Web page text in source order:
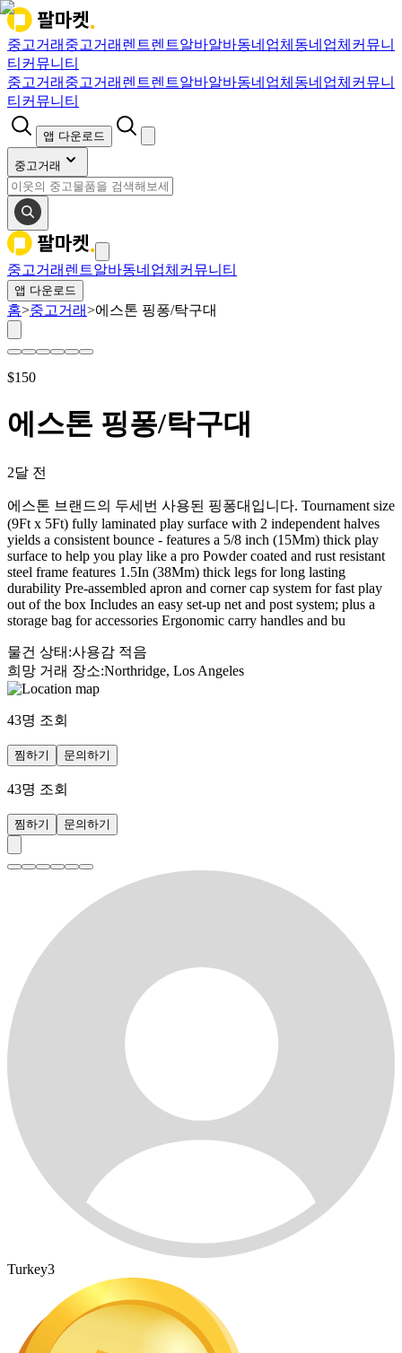
중고거래 중고거래 렌트렌트알바알바동네업체 동네업체 커뮤니
티 커뮤니티
중고거래 중고거래 렌트렌트알바알바동네업체 동네업체 커뮤니
티 커뮤니티
앱 다운로드
중고거래
중고거래 렌트알바동네업체 커뮤니티
앱 다운로드
홈>중고거래>에스톤 핑퐁/탁구대
$150
에스톤 핑퐁/탁구대
2달 전
에스톤 브랜드의 두세번 사용된 핑퐁대입니다. Tournament size
(9Ft x 5Ft) fully laminated play surface with 2 independent halves
yields a consistent bounce - features a 5/8 inch (15Mm) thick play
surface to help you play like a pro Powder coated and rust resistant
steel frame features 1.5In (38Mm) thick legs for long lasting
durability Pre-assembled apron and corner cap system for fast play
out of the box Includes an easy set-up net and post system; plus a
storage bag for accessories Ergonomic carry handles and bu
물건 상태 :사용감 적음
희망 거래 장소:Northridge, Los Angeles
43명 조회
찜하기 문의하기
43명 조회
찜하기 문의하기
Turkey3